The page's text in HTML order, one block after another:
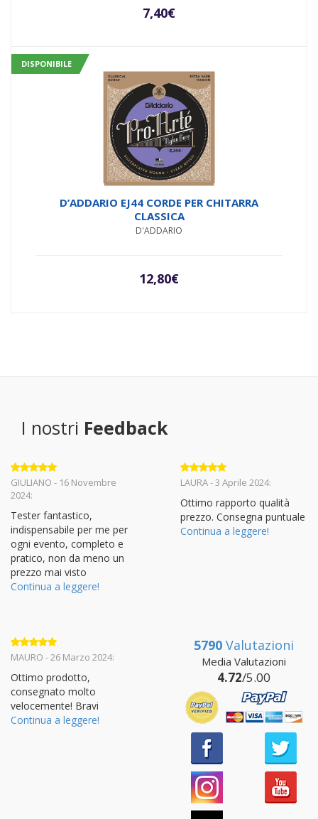
7,40€
DISPONIBILE
D’ADDARIO EJ44 CORDE PER CHITARRA
CLASSICA
D'ADDARIO
12,80€
I nostri Feedback
Valutato 5
su 5
GIULIANO - 16 Novembre
2024:
Tester fantastico,
indispensabile per me per
ogni evento, completo e
pratico, non da meno un
prezzo mai visto
Continua a leggere!
Valutato 5
LAURA - 3 Aprile 2024:
Ottimo rapporto qualità
prezzo. Consegna puntuale
Continua a leggere!
Valutato5
MAURO - 26 Marzo 2024:
Ottimo prodotto,
consegnato molto
velocemente! Bravi
Continua a leggere!
5790 Valutazioni
Media Valutazioni
4.72/5.00